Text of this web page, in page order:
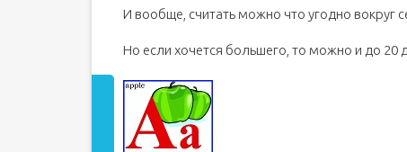
И вообще, считать можно что угодно вокруг
Но если хочется большего, то можно и до 20